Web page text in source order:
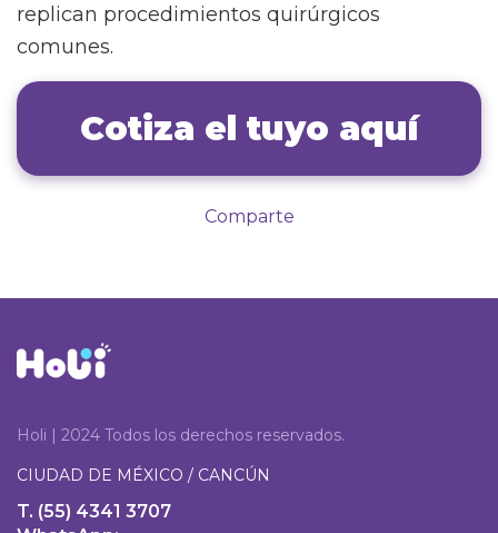
replican procedimientos quirúrgicos
comunes.
Cotiza el tuyo aquí
Comparte
Holi | 2024 Todos los derechos reservados.
CIUDAD DE MÉXICO / CANCÚN
T. (55) 4341 3707